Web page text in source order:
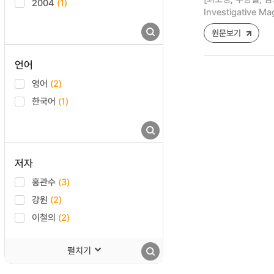
2004 (1)
언어
영어 (2)
한국어 (1)
저자
홍관수 (3)
강원 (2)
이철의 (2)
펼치기
Investigative
원문보기